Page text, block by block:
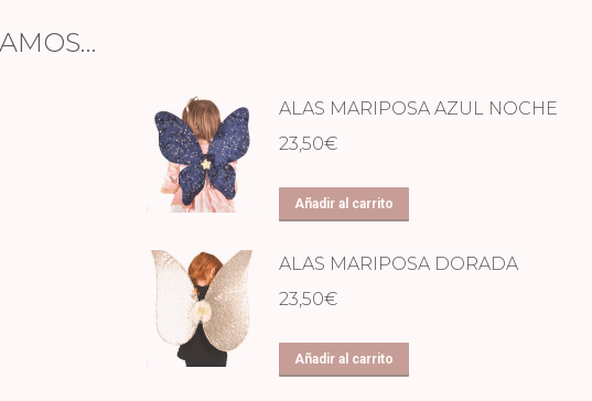
ALAS MARIPOSA AZUL NOCHE
23,50€
Añadir al carrito
ALAS MARIPOSA DORADA
23,50€
Añadir al carrito